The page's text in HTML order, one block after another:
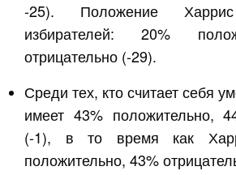
-25). Положение
избирателей: 20%
отрицательно (-29).
Среди тех, кто считает себя
имеет 43% положительно,
(-1), в то время как
положительно, 43%